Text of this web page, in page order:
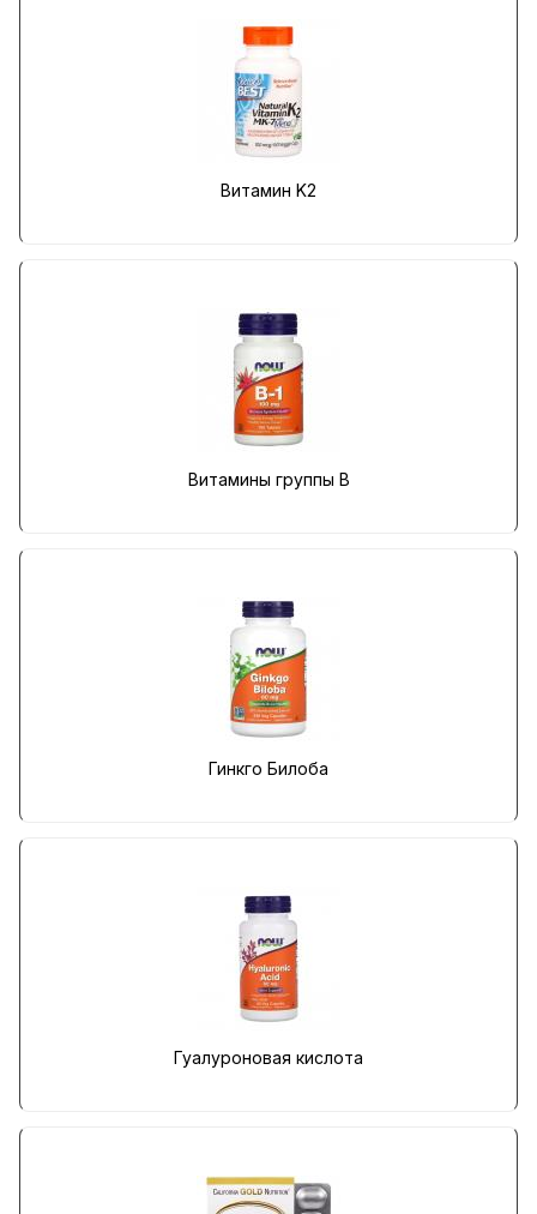
Витамин K2
Витамины группы B
Гинкго Билоба
Гуалуроновая кислота